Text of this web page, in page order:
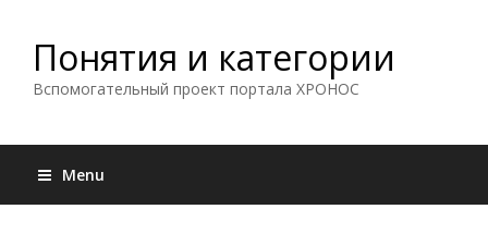
Понятия и категории
Вспомогательный проект портала ХРОНОС
Menu